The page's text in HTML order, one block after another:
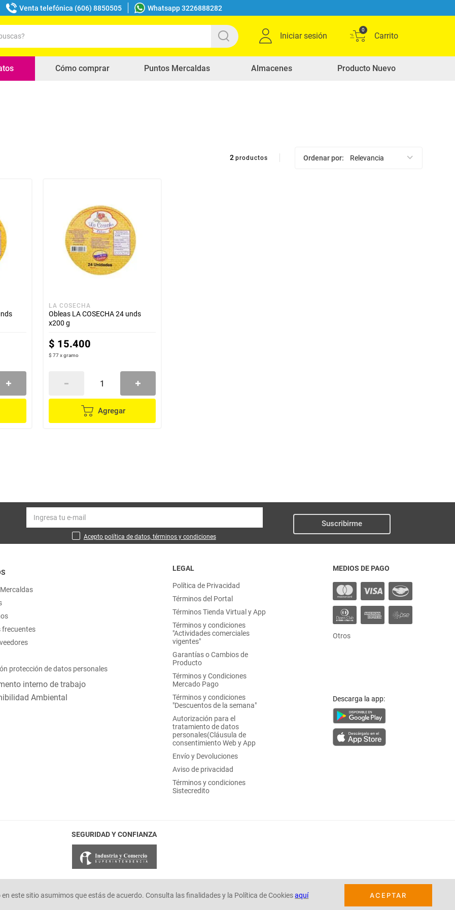
Venta telefónica (606) 8850505 Whatsapp 3226888282
Iniciar sesión
0
Cómo comprar Puntos Mercaldas Almacenes Producto Nuevo
este sitio asumimos que estás de acuerdo. Consulta las finalidades y la Política de Cookiesaquí ACEPTAR
2 productos Ordenar por Relevancia
LA COSECHA
Obleas LA COSECHA 24 unds
x200 g
$ 15.400
$ 77xgramo
Agregar
Acepto política de datos, términos y condiciones
Suscribirme
frecuentes
protección de datos personales
interno de trabajo
Ambiental
LEGAL
Política de Privacidad
Términos del Portal
Términos Tienda Virtual y App
Términos y condiciones
"Actividades comerciales
vigentes"
Garantías o Cambios de
Producto
Términos y Condiciones
Mercado Pago
Términos y condiciones
"Descuentos de la semana"
Autorización para el
tratamiento de datos
personales(Cláusula de
consentimiento Web y App
Envío y Devoluciones
Aviso de privacidad
Términos y condiciones
Sistecredito
MEDIOS DE PAGO
Otros
Descarga la app:
SEGURIDAD Y CONFIANZA
buscados